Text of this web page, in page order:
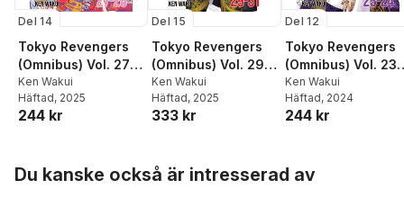
Del 14
Tokyo Revengers
(Omnibus) Vol. 27-
28
Ken Wakui
Häftad, 2025
244 kr
Del 15
Tokyo Revengers
(Omnibus) Vol. 29-
31
Ken Wakui
Häftad, 2025
333 kr
Del 12
Tokyo Revengers
(Omnibus) Vol. 23-
24
Ken Wakui
Häftad, 2024
244 kr
Du kanske också är intresserad av